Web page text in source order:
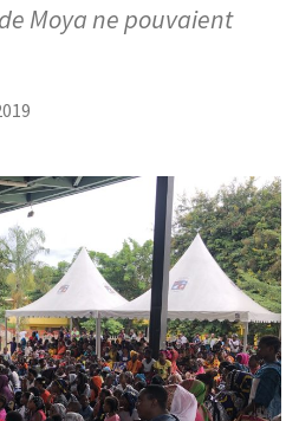
Moya ne pouvaient